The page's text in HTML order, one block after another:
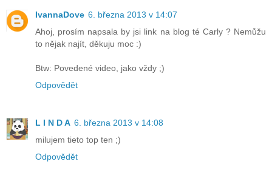
IvannaDove 6. března 2013 v 14:07
Ahoj, prosím napsala by jsi link na blog té Carly ? Nemůžu
to nějak najít, děkuju moc :)
Btw: Povedené video, jako vždy ;)
Odpovědět
L I N D A 6. března 2013 v 14:08
milujem tieto top ten ;)
Odpovědět